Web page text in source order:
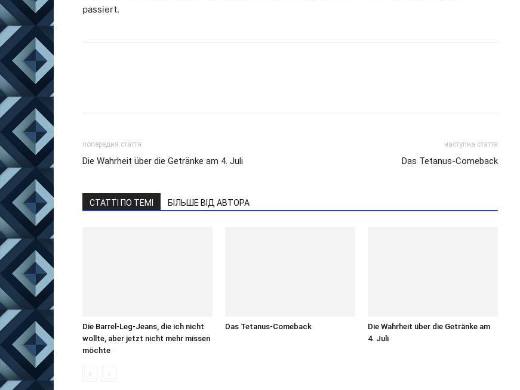
passiert.
попередня стаття
Die Wahrheit über die Getränke am 4. Juli
наступна стаття
Das Tetanus-Comeback
СТАТТІ ПО ТЕМІ БІЛЬШЕ ВІД АВТОРА
Die Barrel-Leg-Jeans, die ich nicht
wollte, aber jetzt nicht mehr missen
möchte
Das Tetanus-Comeback
Die Wahrheit über die Getränke am
4. Juli